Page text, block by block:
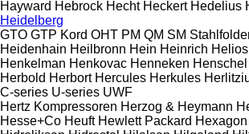
Hayward Hebrock Hecht Heckert Hedelius
Heidelberg
GTO GTP Kord OHT PM QM SM
Heidenhain Heilbronn Hein Heinrich Helios
Henkelman Henkovac Henneken Henschel
Herbold Herbort Hercules Herkules
C-series U-series UWF
Hertz Kompressoren Herzog & Heymann
Hesse+Co Heuft Hewlett Packard Hexagon